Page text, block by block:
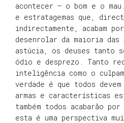
acontecer – o bom e o
e estratagemas que,
indirectamente, acabam
desenrolar da maioria das
astúcia, os deuses tanto
ódio e desprezo. Tanto
inteligência como o
verdade é que todos
armas e características
também todos acabarão
esta é uma perspectiva